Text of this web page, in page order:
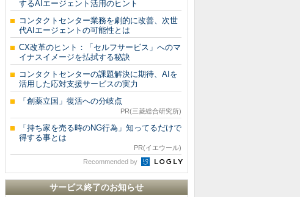
するAIエージェント活用のヒント
コンタクトセンター業務を劇的に改善、次世
代AIエージェントの可能性とは
CX改革のヒント：「セルフサービス」へのマ
イナスイメージを払拭する秘訣
コンタクトセンターの課題解決に期待、AIを
活用した応対支援サービスの実力
「創薬立国」復活への分岐点
PR(三菱総合研究所)
「持ち家を売る時のNG行為」知ってるだけで
得する事とは
PR(イエウール)
Recommended by
サービス終了のお知らせ